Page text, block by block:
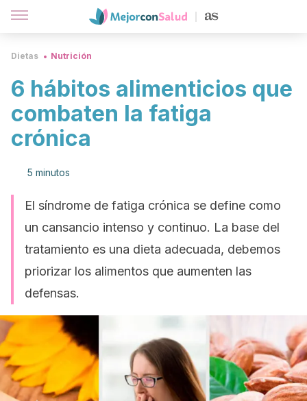
Dietas Nutrición
6 hábitos alimenticios que
combaten la fatiga
crónica
5 minutos
El síndrome de fatiga crónica se define como
un cansancio intenso y continuo. La base del
tratamiento es una dieta adecuada, debemos
priorizar los alimentos que aumenten las
defensas.